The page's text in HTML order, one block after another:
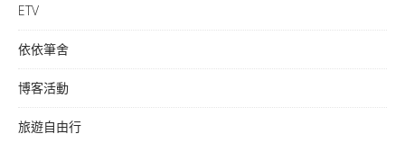
ETV
依依筆舍
博客活動
旅遊自由行